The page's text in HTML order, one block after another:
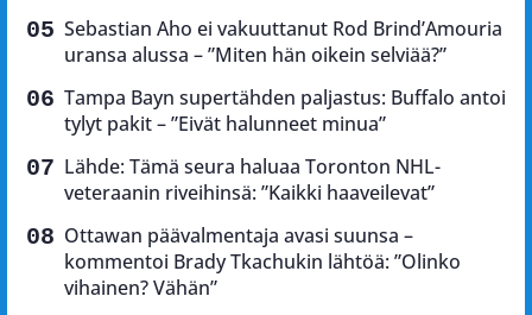
Sebastian Aho ei vakuuttanut Rod Brind’Amouria
uransa alussa – ”Miten hän oikein selviää?”
Tampa Bayn supertähden paljastus: Buffalo antoi
tylyt pakit – ”Eivät halunneet minua”
Lähde: Tämä seura haluaa Toronton NHL-
veteraanin riveihinsä: ”Kaikki haaveilevat”
Ottawan päävalmentaja avasi suunsa –
kommentoi Brady Tkachukin lähtöä: ”Olinko
vihainen? Vähän”